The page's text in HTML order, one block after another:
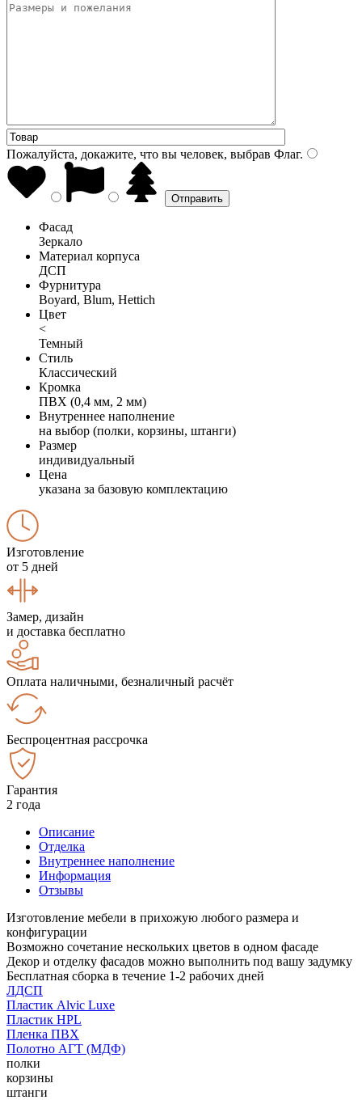
Пожалуйста, докажите, что вы человек, выбрав Флаг.
Фасад
Зеркало
Материал корпуса
ДСП
Фурнитура
Boyard, Blum, Hettich
Цвет
<
Темный
Стиль
Классический
Кромка
ПВХ (0,4 мм, 2 мм)
Внутреннее наполнение
на выбор (полки, корзины, штанги)
Размер
индивидуальный
Цена
указана за базовую комплектацию
Изготовление
от 5 дней
Замер, дизайн
и доставка бесплатно
Оплата наличными, безналичный расчёт
Беспроцентная рассрочка
Гарантия
2 года
Описание
Отделка
Внутреннее наполнение
Информация
Отзывы
Изготовление мебели в прихожую любого размера и
конфигурации
Возможно сочетание нескольких цветов в одном фасаде
Декор и отделку фасадов можно выполнить под вашу задумку
Бесплатная сборка в течение 1-2 рабочих дней
ЛДСП
Пластик Alvic Luxe
Пластик HPL
Пленка ПВХ
Полотно АГТ (МДФ)
полки
корзины
штанги